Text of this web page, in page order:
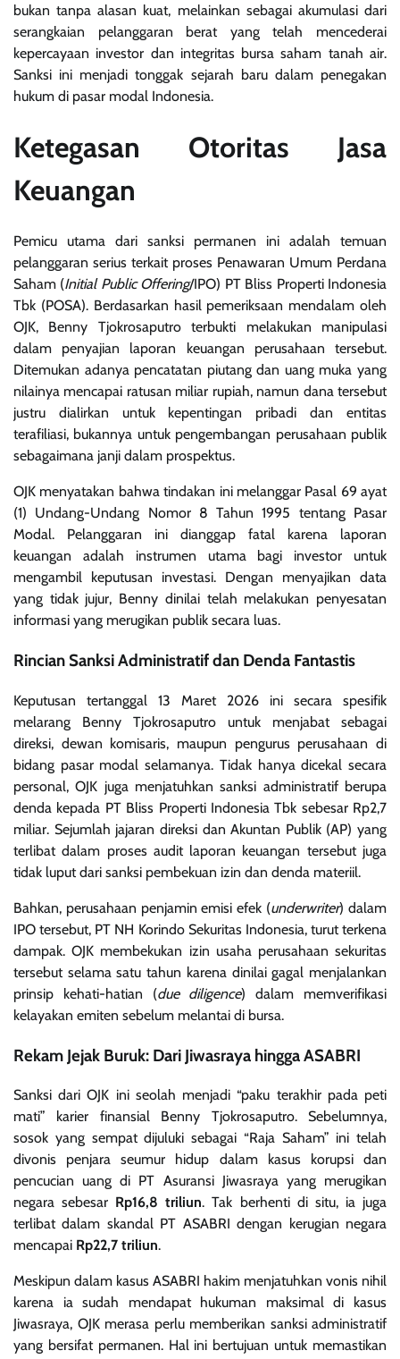
bukan tanpa alasan kuat, melainkan sebagai akumulasi dari
serangkaian pelanggaran berat yang telah mencederai
kepercayaan investor dan integritas bursa saham tanah air.
Sanksi ini menjadi tonggak sejarah baru dalam penegakan
hukum di pasar modal Indonesia.
Ketegasan Otoritas Jasa
Keuangan
Pemicu utama dari sanksi permanen ini adalah temuan
pelanggaran serius terkait proses Penawaran Umum Perdana
Saham (Initial Public Offering/IPO) PT Bliss Properti Indonesia
Tbk (POSA). Berdasarkan hasil pemeriksaan mendalam oleh
OJK, Benny Tjokrosaputro terbukti melakukan manipulasi
dalam penyajian laporan keuangan perusahaan tersebut.
Ditemukan adanya pencatatan piutang dan uang muka yang
nilainya mencapai ratusan miliar rupiah, namun dana tersebut
justru dialirkan untuk kepentingan pribadi dan entitas
terafiliasi, bukannya untuk pengembangan perusahaan publik
sebagaimana janji dalam prospektus.
OJK menyatakan bahwa tindakan ini melanggar Pasal 69 ayat
(1) Undang-Undang Nomor 8 Tahun 1995 tentang Pasar
Modal. Pelanggaran ini dianggap fatal karena laporan
keuangan adalah instrumen utama bagi investor untuk
mengambil keputusan investasi. Dengan menyajikan data
yang tidak jujur, Benny dinilai telah melakukan penyesatan
informasi yang merugikan publik secara luas.
Rincian Sanksi Administratif dan Denda Fantastis
Keputusan tertanggal 13 Maret 2026 ini secara spesifik
melarang Benny Tjokrosaputro untuk menjabat sebagai
direksi, dewan komisaris, maupun pengurus perusahaan di
bidang pasar modal selamanya. Tidak hanya dicekal secara
personal, OJK juga menjatuhkan sanksi administratif berupa
denda kepada PT Bliss Properti Indonesia Tbk sebesar Rp2,7
miliar. Sejumlah jajaran direksi dan Akuntan Publik (AP) yang
terlibat dalam proses audit laporan keuangan tersebut juga
tidak luput dari sanksi pembekuan izin dan denda materiil.
Bahkan, perusahaan penjamin emisi efek (underwriter) dalam
IPO tersebut, PT NH Korindo Sekuritas Indonesia, turut terkena
dampak. OJK membekukan izin usaha perusahaan sekuritas
tersebut selama satu tahun karena dinilai gagal menjalankan
prinsip kehati-hatian (due diligence) dalam memverifikasi
kelayakan emiten sebelum melantai di bursa.
Rekam Jejak Buruk: Dari Jiwasraya hingga ASABRI
Sanksi dari OJK ini seolah menjadi “paku terakhir pada peti
mati” karier finansial Benny Tjokrosaputro. Sebelumnya,
sosok yang sempat dijuluki sebagai “Raja Saham” ini telah
divonis penjara seumur hidup dalam kasus korupsi dan
pencucian uang di PT Asuransi Jiwasraya yang merugikan
negara sebesar Rp16,8 triliun. Tak berhenti di situ, ia juga
terlibat dalam skandal PT ASABRI dengan kerugian negara
mencapai Rp22,7 triliun.
Meskipun dalam kasus ASABRI hakim menjatuhkan vonis nihil
karena ia sudah mendapat hukuman maksimal di kasus
Jiwasraya, OJK merasa perlu memberikan sanksi administratif
yang bersifat permanen. Hal ini bertujuan untuk memastikan